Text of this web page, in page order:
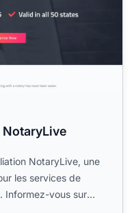
NotaryLive, une
les services de
Informez-vous sur